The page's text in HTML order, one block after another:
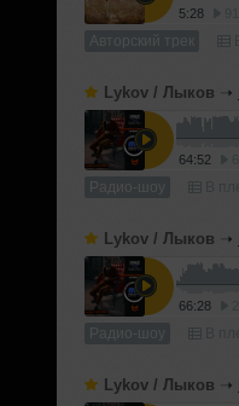
5:28
Авторский трек
Lykov / Лыков ➝
64:52
Радио-шоу
Lykov / Лыков ➝
66:28
Радио-шоу
Lykov / Лыков ➝